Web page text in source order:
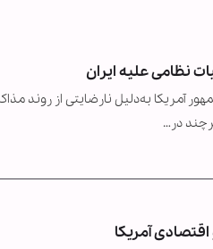
نظامی علیه ایران
آمریکا به‌دلیل نارضایتی از روند
در…
آمریکا